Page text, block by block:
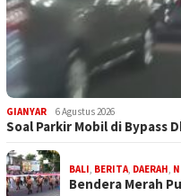
GIANYAR 6 Agustus 2026
Soal Parkir Mobil di Bypass
BALI BERITA DAERAH
Bendera Merah